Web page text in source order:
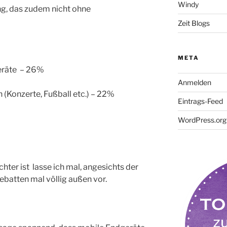
das zudem nicht ohne
– 26%
Fußball etc.) – 22%
ist lasse ich mal, angesichts der
mal völlig außen vor.
Windy
Zeit Blogs
META
Anmelden
Eintrags-Feed
WordPress.org